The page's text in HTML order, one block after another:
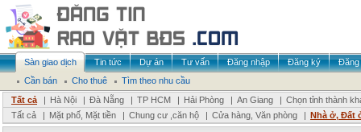
Sàn giao dịch Tin tức Dự án Tư vấn Đăng nhập Đăng ký
Đăng
Cần bán
Cho thuê
Tìm theo nhu cầu
Tất cả
| Hà Nội | Đà Nẵng | TP HCM | Hải Phòng | An Giang | Chọn tỉnh thành
Tất cả
| Mặt phố, Mặt tiền | Chung cư ,căn hộ | Cửa hàng, Văn phòng | Nhà ở, Đất